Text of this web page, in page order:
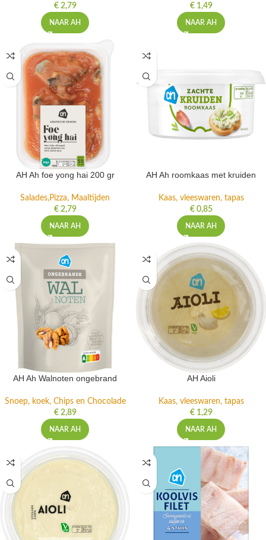
€2,79
NAAR AH
€1,49
NAAR AH
AH Ah foe yong hai 200 gr
Salades,Pizza, Maaltijden
€2,79
NAAR AH
AH Ah roomkaas met kruiden
Kaas, vleeswaren, tapas
€0,85
NAAR AH
AH Ah Walnoten ongebrand
Snoep, koek, Chips en Chocolade
€2,89
NAAR AH
AH Aioli
Kaas, vleeswaren, tapas
€1,29
NAAR AH